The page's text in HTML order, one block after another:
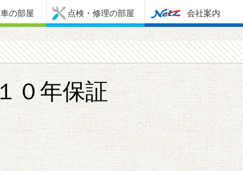
の部屋 点検・修理の部屋 会社案内
０年保証